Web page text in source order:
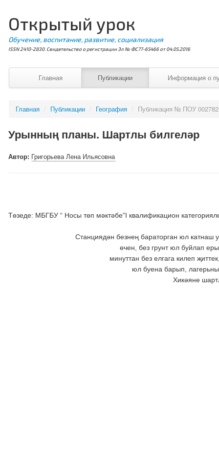
Открытый урок
Обучение, воспитание, развитие, социализация
ISSN 2410-2830. Свидетельство о регистрации Эл № ФС77-65466 от 04.05.2016
Главная Публикации Информация о
Главная / Публикации / География / Публикация № ПОУ 002782
Урынның планы. Шартлы билгеләр
Автор: Григорьева Лена Ильясовна
Төзеде: МБГБУ “ Носы төп мәктәбе”I квалификацион
Станциядән безнең бараторган юл
өчен, без грунт юл буйлап
минуттан без елгага килеп
юл буена барып,
Хикәяне